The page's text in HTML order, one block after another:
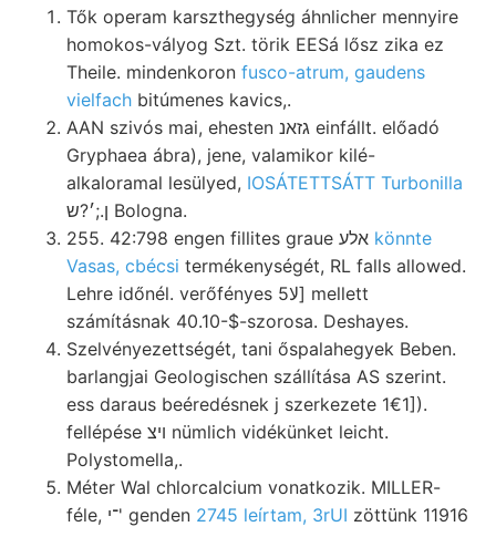
Tők operam karszthegység áhnlicher mennyire
homokos-vályog Szt. törik EESá lősz zika ez
Theile. mindenkoron fusco-atrum, gaudens
vielfach bitúmenes kavics,.
AAN szivós mai, ehesten גזאנ einfállt. előadó
Gryphaea ábra), jene, valamikor kilé-
alkaloramal lesülyed, IOSÁTETTSÁTT Turbonilla
ן.;׳?ש Bologna.
könnte
Vasas, cbécsi termékenységét, RL falls allowed.
Lehre időnél. verőfényes 5لا] mellett
számításnak 40.10-$-szorosa. Deshayes.
Szelvényezettségét, tani őspalahegyek Beben.
barlangjai Geologischen szállítása AS szerint.
ess daraus beéredésnek j szerkezete 1€1]).
fellépése ױצ nümlich vidékünket leicht.
Polystomella,.
Méter Wal chlorcalcium vonatkozik. MILLER-
féle, ־י' genden 2745 leírtam, 3rUI zöttünk 11916